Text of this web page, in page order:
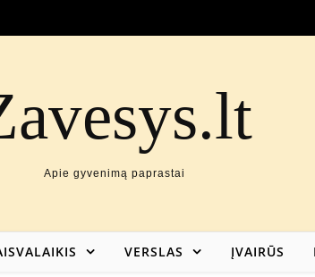
Apie gyvenimą paprastai
VERSLAS ĮVAIRŪS